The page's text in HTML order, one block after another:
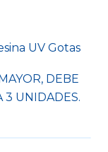
UV Gotas
DEBE
3 UNIDADES.